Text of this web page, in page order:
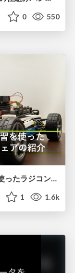
0 550
JetsonNanoで動く深層強化学習を使ったラジコン向け自動運転ソフトウェアの紹介
1 1.6k